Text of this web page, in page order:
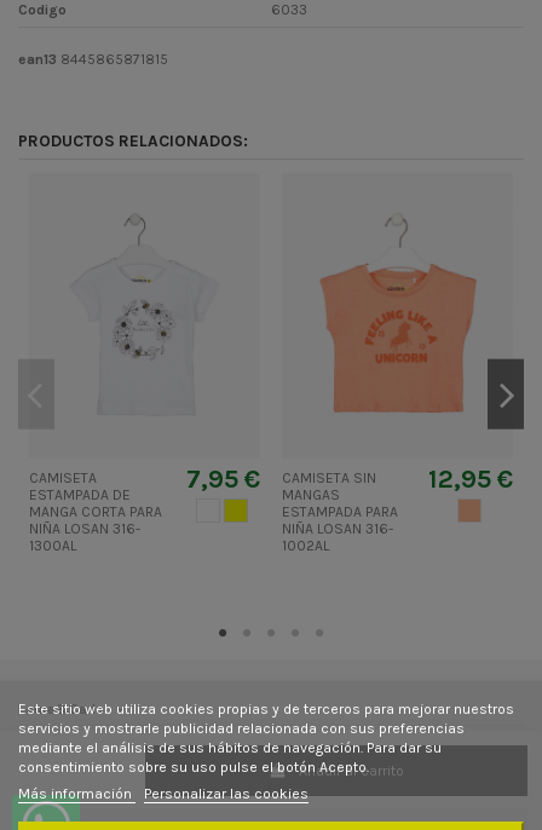
Añadir al carrito
Codigo 6033
ean13 8445865871815
PRODUCTOS RELACIONADOS:
CAMISETA
ESTAMPADA DE
MANGA CORTA PARA
NIÑA LOSAN 316-
1300AL
7,95 €
AMARILLO
CAMISETA SIN
MANGAS
ESTAMPADA PARA
NIÑA LOSAN 316-
1002AL
12,95 €
Laura&Carla
Contacto
Este sitio web utiliza cookies propias y de terceros para mejorar nuestros
servicios y mostrarle publicidad relacionada con sus preferencias
mediante el análisis de sus hábitos de navegación. Para dar su
consentimiento sobre su uso pulse el botón Acepto.
Más información
Personalizar las cookies
Síguenos